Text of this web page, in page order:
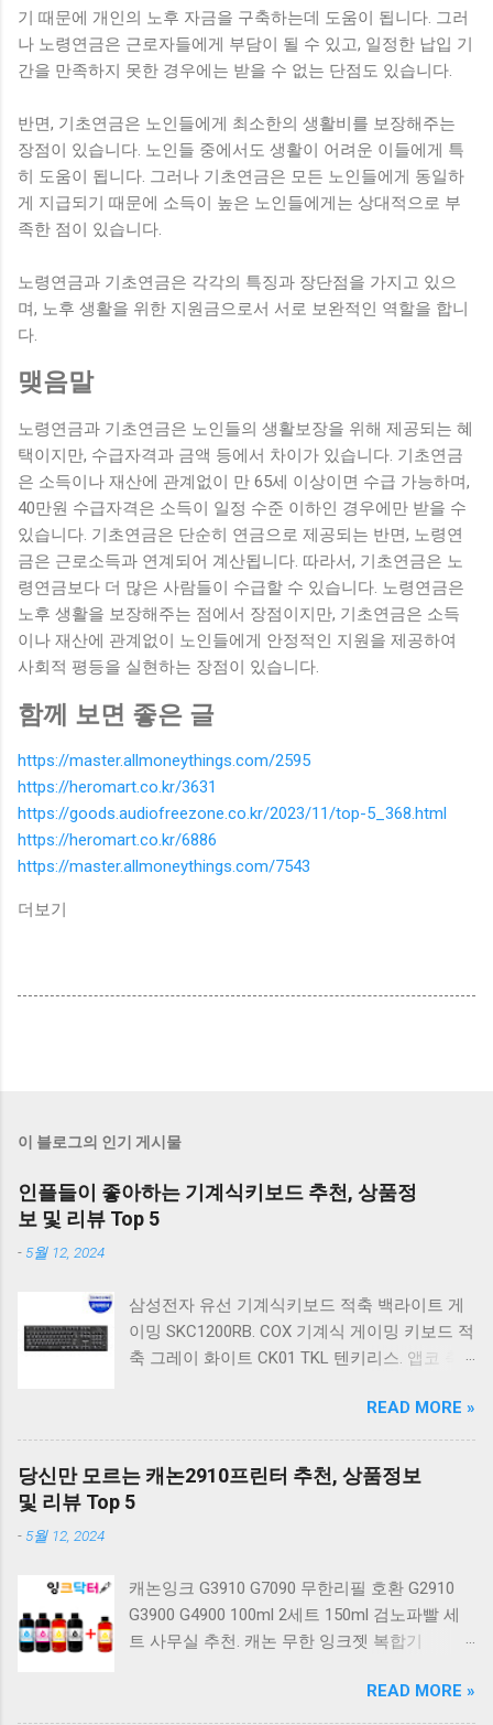
기 때문에 개인의 노후 자금을 구축하는데 도움이 됩니다. 그러
나 노령연금은 근로자들에게 부담이 될 수 있고, 일정한 납입 기
간을 만족하지 못한 경우에는 받을 수 없는 단점도 있습니다.
반면, 기초연금은 노인들에게 최소한의 생활비를 보장해주는
장점이 있습니다. 노인들 중에서도 생활이 어려운 이들에게 특
히 도움이 됩니다. 그러나 기초연금은 모든 노인들에게 동일하
게 지급되기 때문에 소득이 높은 노인들에게는 상대적으로 부
족한 점이 있습니다.
노령연금과 기초연금은 각각의 특징과 장단점을 가지고 있으
며, 노후 생활을 위한 지원금으로서 서로 보완적인 역할을 합니
다.
맺음말
노령연금과 기초연금은 노인들의 생활보장을 위해 제공되는 혜
택이지만, 수급자격과 금액 등에서 차이가 있습니다. 기초연금
은 소득이나 재산에 관계없이 만 65세 이상이면 수급 가능하며,
40만원 수급자격은 소득이 일정 수준 이하인 경우에만 받을 수
있습니다. 기초연금은 단순히 연금으로 제공되는 반면, 노령연
금은 근로소득과 연계되어 계산됩니다. 따라서, 기초연금은 노
령연금보다 더 많은 사람들이 수급할 수 있습니다. 노령연금은
노후 생활을 보장해주는 점에서 장점이지만, 기초연금은 소득
이나 재산에 관계없이 노인들에게 안정적인 지원을 제공하여
사회적 평등을 실현하는 장점이 있습니다.
함께 보면 좋은 글
https://master.allmoneythings.com/2595
https://heromart.co.kr/3631
https://goods.audiofreezone.co.kr/2023/11/top-5_368.html
https://heromart.co.kr/6886
https://master.allmoneythings.com/7543
더보기
이 블로그의 인기 게시물
인플들이 좋아하는 기계식키보드 추천, 상품정
보 및 리뷰 Top 5
- 5월 12, 2024
삼성전자 유선 기계식키보드 적축 백라이트 게
이밍 SKC1200RB. COX 기계식 게이밍 키보드 적
축 그레이 화이트 CK01 TKL 텐키리스. 앱코 축
랙 K560 일반형. 앱코 K517 레트로 기계식 게이
밍 유선키보드 갈축 일반형 레트로 베이지. 체리
키보드 G803000S TKL RGB 게이밍 텐키리스 기
계식 키보드 4종 축 선택 저소음적축 블랙. 체리
베이지 K517 Retro. COX CK01 교체축 사이드
RGB 게이밍 기계식 키보드 네이비 CK01NV적축
일반형. 체리키보드 XTRFY MX BOARD 3.1 RGB
COX 기계식 게이밍 키보드 갈축 그레이 화이트
READ MORE »
당신만 모르는 캐논2910프린터 추천, 상품정보
및 리뷰 Top 5
- 5월 12, 2024
캐논잉크 G3910 G7090 무한리필 호환 G2910
G3900 G4900 100ml 2세트 150ml 검노파빨 세
트 사무실 추천. 캐논 무한 잉크젯 복합기
논 PIXMA G2910 잉크포함 정품 무한복합기 컬
러 잉크젯복합기 가정용프린터 상세정보참조.
READ MORE »